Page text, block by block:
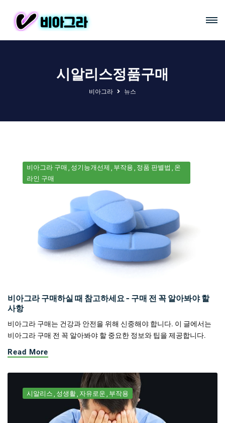
시알리스정품구매
비아그라 뉴스
비아그라 구매 성기능개선제 부작용 정품 판별법
온
라인 구매
비아그라 구매하실 때 참고하세요 - 구매 전 꼭 알아봐야 할
사항
비아그라 구매는 건강과 안전을 위해 신중해야 합니다. 이 글에서는
비아그라 구매 전 꼭 알아봐야 할 중요한 정보와 팁을 제공합니다.
Read More
시알리스 성생활 자유로운 부작용